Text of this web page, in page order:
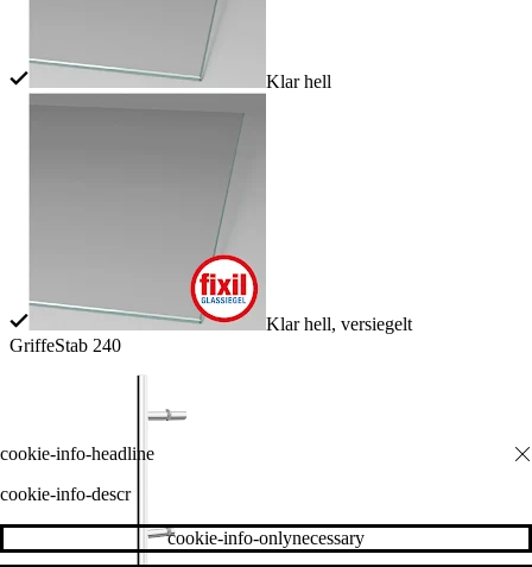
Klar hell
Klar hell, versiegelt
GriffeStab 240
cookie-info-descr
cookie-info-onlynecessary